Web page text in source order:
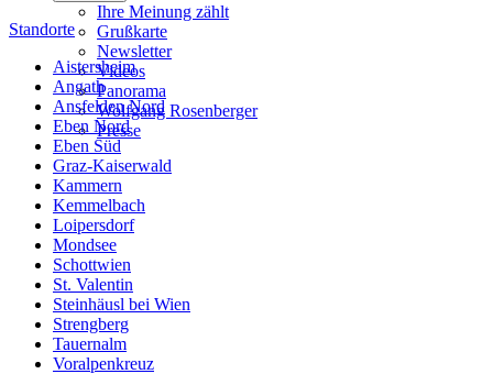
Ihre Meinung zählt
Grußkarte
Newsletter
Videos
Panorama
Wolfgang Rosenberger
Presse
Standorte
Aistersheim
Angath
Ansfelden Nord
Eben Nord
Eben Süd
Graz-Kaiserwald
Kammern
Kemmelbach
Loipersdorf
Mondsee
Schottwien
St. Valentin
Steinhäusl bei Wien
Strengberg
Tauernalm
Voralpenkreuz